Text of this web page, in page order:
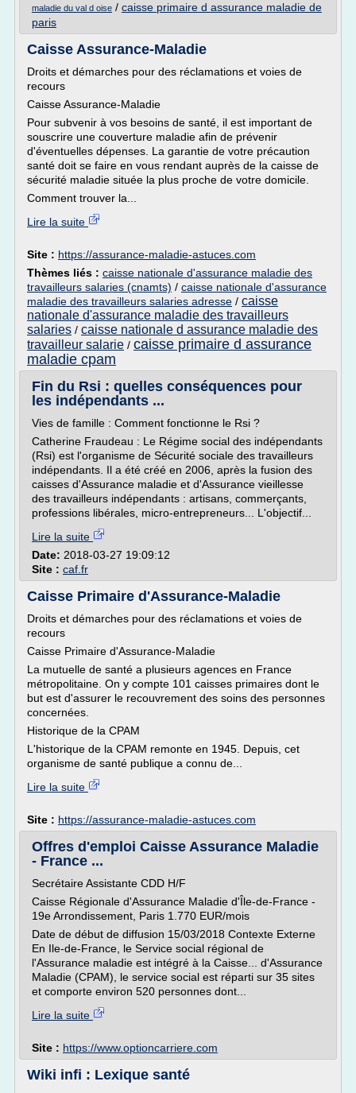
maladie du val d oise / caisse primaire d assurance maladie de
paris
Caisse Assurance-Maladie
Droits et démarches pour des réclamations et voies de
recours
Caisse Assurance-Maladie
Pour subvenir à vos besoins de santé, il est important de
souscrire une couverture maladie afin de prévenir
d'éventuelles dépenses. La garantie de votre précaution
santé doit se faire en vous rendant auprès de la caisse de
sécurité maladie située la plus proche de votre domicile.
Comment trouver la...
Lire la suite
Site : https://assurance-maladie-astuces.com
Thèmes liés : caisse nationale d'assurance maladie des
travailleurs salaries (cnamts) / caisse nationale d'assurance
maladie des travailleurs salaries adresse / caisse
nationale d'assurance maladie des travailleurs
salaries / caisse nationale d assurance maladie des
travailleur salarie / caisse primaire d assurance
maladie cpam
Fin du Rsi : quelles conséquences pour
les indépendants ...
Vies de famille : Comment fonctionne le Rsi ?
Catherine Fraudeau : Le Régime social des indépendants
(Rsi) est l'organisme de Sécurité sociale des travailleurs
indépendants. Il a été créé en 2006, après la fusion des
caisses d'Assurance maladie et d'Assurance vieillesse
des travailleurs indépendants : artisans, commerçants,
professions libérales, micro-entrepreneurs... L'objectif...
Lire la suite
Date: 2018-03-27 19:09:12
Site : caf.fr
Caisse Primaire d'Assurance-Maladie
Droits et démarches pour des réclamations et voies de
recours
Caisse Primaire d'Assurance-Maladie
La mutuelle de santé a plusieurs agences en France
métropolitaine. On y compte 101 caisses primaires dont le
but est d'assurer le recouvrement des soins des personnes
concernées.
Historique de la CPAM
L'historique de la CPAM remonte en 1945. Depuis, cet
organisme de santé publique a connu de...
Lire la suite
Site : https://assurance-maladie-astuces.com
Offres d'emploi Caisse Assurance Maladie
- France ...
Secrétaire Assistante CDD H/F
Caisse Régionale d'Assurance Maladie d'Île-de-France -
19e Arrondissement, Paris 1.770 EUR/mois
Date de début de diffusion 15/03/2018 Contexte Externe
En Ile-de-France, le Service social régional de
l'Assurance maladie est intégré à la Caisse... d'Assurance
Maladie (CPAM), le service social est réparti sur 35 sites
et comporte environ 520 personnes dont...
Lire la suite
Site : https://www.optioncarriere.com
Wiki infi : Lexique santé